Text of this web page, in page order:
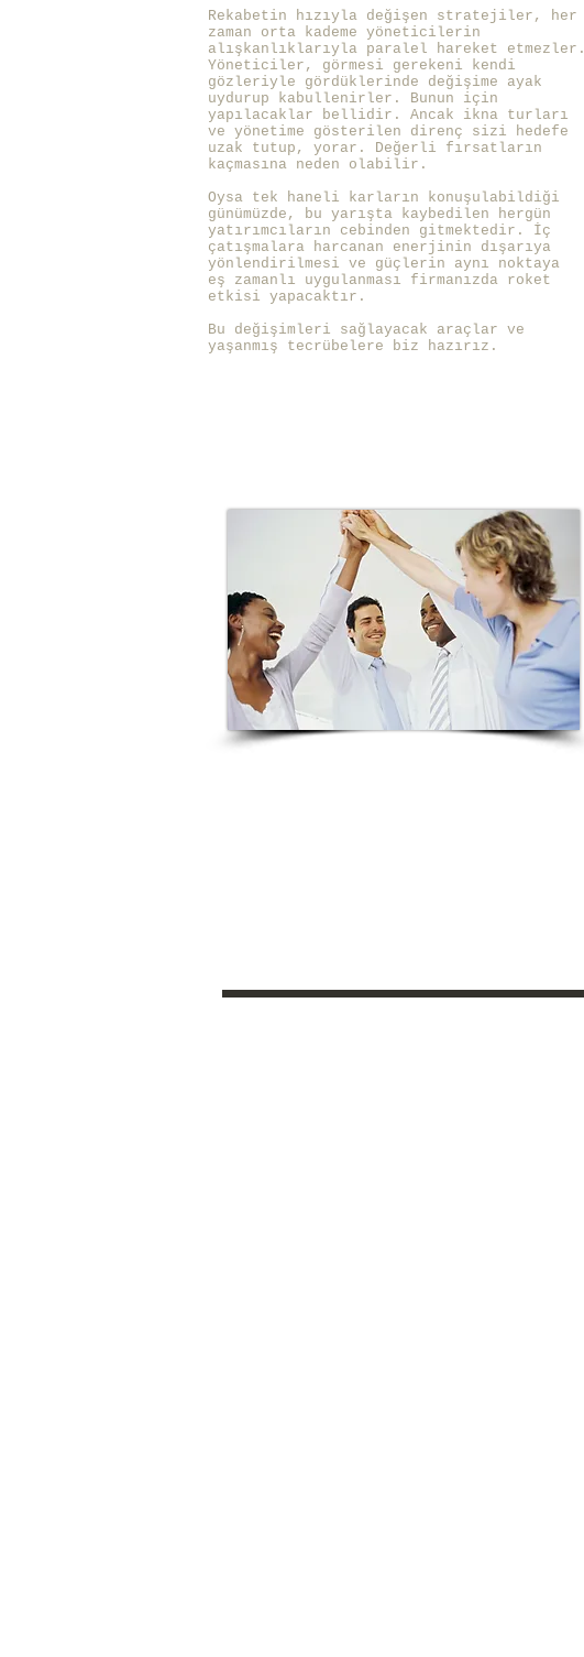
Rekabetin hızıyla değişen stratejiler, her
zaman orta kademe yöneticilerin
alışkanlıklarıyla paralel hareket etmezler.
Yöneticiler, görmesi gerekeni kendi
gözleriyle gördüklerinde değişime ayak
uydurup kabullenirler. Bunun için
yapılacaklar bellidir. Ancak ikna turları
ve yönetime gösterilen direnç sizi hedefe
uzak tutup, yorar. Değerli fırsatların
kaçmasına neden olabilir.
Oysa tek haneli karların konuşulabildiği
günümüzde, bu yarışta kaybedilen hergün
yatırımcıların cebinden gitmektedir. İç
çatışmalara harcanan enerjinin dışarıya
yönlendirilmesi ve güçlerin aynı noktaya
eş zamanlı uygulanması firmanızda roket
etkisi yapacaktır.
Bu değişimleri sağlayacak araçlar ve
yaşanmış tecrübelere biz hazırız.